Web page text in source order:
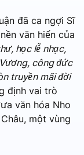
đã ca ngợi Sĩ
văn hiến của
học lễ nhạc,
công đức
truyền mãi đời
định vai trò
văn hóa Nho
một vùng